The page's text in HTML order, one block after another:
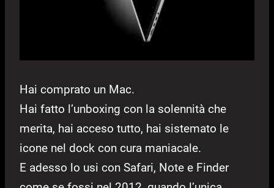
Hai comprato un Mac.
Hai fatto l’unboxing con la solennità che
merita, hai acceso tutto, hai sistemato le
icone nel dock con cura maniacale.
E adesso lo usi con Safari, Note e Finder